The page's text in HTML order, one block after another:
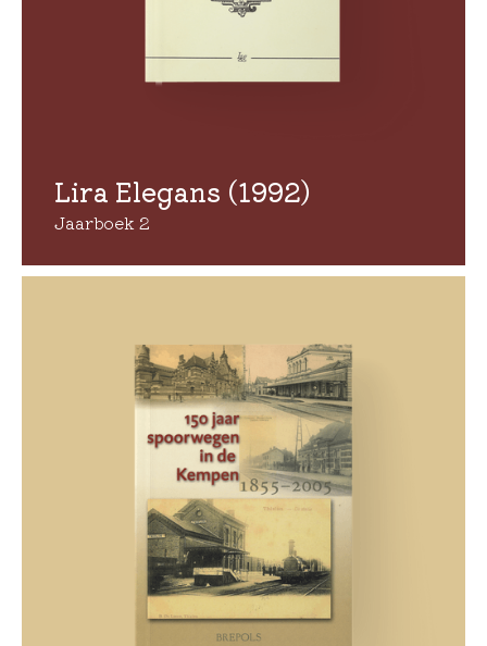
Lira Elegans (1992)
Jaarboek 2